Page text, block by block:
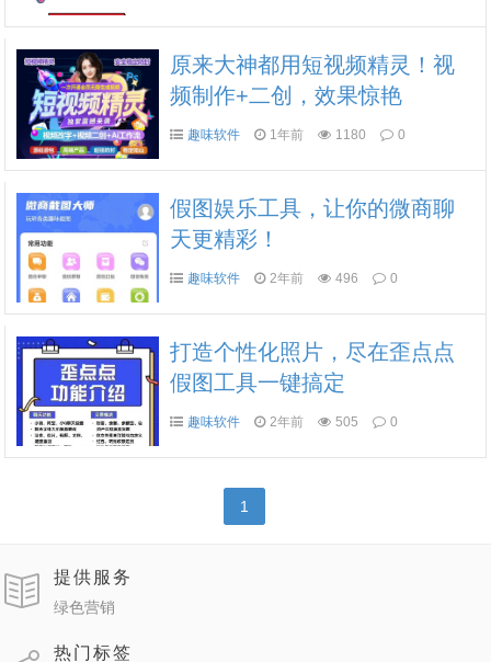
原来大神都用短视频精灵！视
频制作+二创，效果惊艳
趣味软件 1年前 1180 0
假图娱乐工具，让你的微商聊
天更精彩！
趣味软件 2年前 496 0
打造个性化照片，尽在歪点点
假图工具一键搞定
趣味软件 2年前 505 0
1
提供服务
绿色营销
热门标签